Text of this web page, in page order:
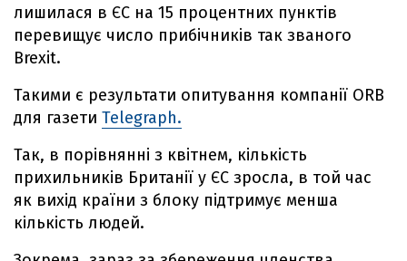
лишилася в ЄС на 15 процентних пунктів
перевищує число прибічників так званого
Brexit.
Такими є результати опитування компанії ORB
для газети Telegraph.
Так, в порівнянні з квітнем, кількість
прихильників Британії у ЄС зросла, в той час
як вихід країни з блоку підтримує менша
кількість людей.